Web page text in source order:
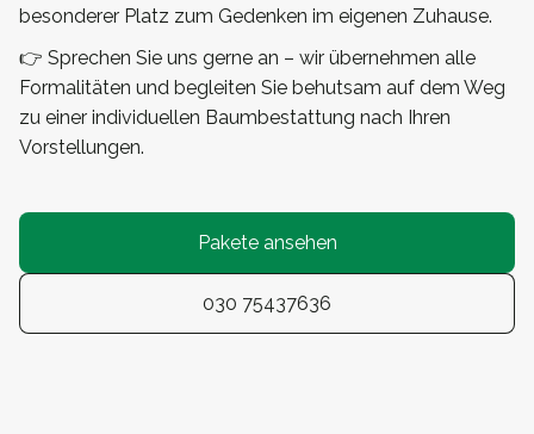
besonderer Platz zum Gedenken im eigenen Zuhause.
👉 Sprechen Sie uns gerne an – wir übernehmen alle
Formalitäten und begleiten Sie behutsam auf dem Weg
zu einer individuellen Baumbestattung nach Ihren
Vorstellungen.
Pakete ansehen
030 75437636